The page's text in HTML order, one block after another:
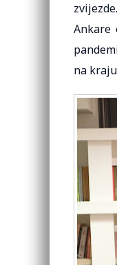
Ankare
na